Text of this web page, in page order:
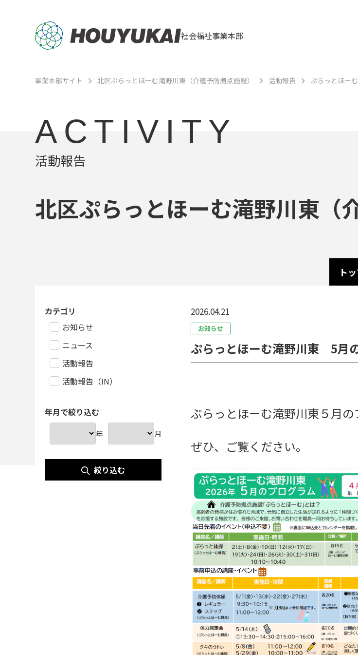
社会福祉事業本部
事業本部サイト 北区ぷらっとほーむ滝野川東（介護予防拠点施設） 活動報告 ぷらっとほー
ACTIVITY
活動報告
北区ぷらっとほーむ滝野川東（
ト
2026.04.21
お知らせ
ぷらっとほーむ滝野川東 5月
ぷらっとほーむ滝野川東５月の
ぜひ、ご覧ください。
カテゴリ
お知らせ
ニュース
活動報告
活動報告（IN）
年月で絞り込む
年 月
絞り込む